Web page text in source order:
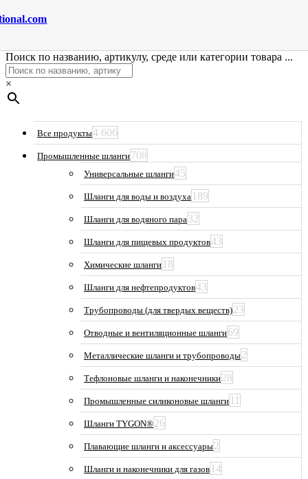
Поиск по названию, артикулу, среде или категории товара ...
×
Все продукты4 606
Промышленные шланги708
Универсальные шланги45
Шланги для воды и воздуха 189
Шланги для водяного пара32
Шланги для пищевых продуктов43
Химические шланги 18
Шланги для нефтепродуктов43
Трубопроводы (для твердых веществ)23
Отводные и вентиляционные шланги69
Металлические шланги и трубопроводы2
Тефлоновые шланги и наконечники28
Промышленные силиконовые шланги 11
Шланги TYGON®26
Плавающие шланги и аксессуары2
Шланги и наконечники для газов 14